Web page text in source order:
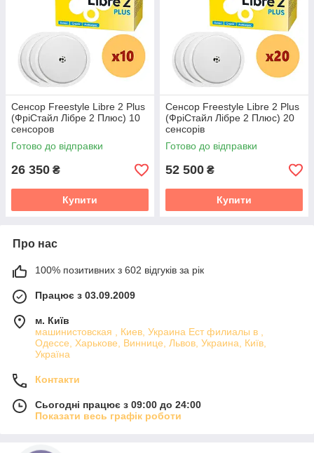
Сенсор Freestyle Libre 2 Plus
(ФріСтайл Лібре 2 Плюс) 10
сенсоров
Готово до відправки
26 350 ₴
Купити
Сенсор Freestyle Libre 2 Plus
(ФріСтайл Лібре 2 Плюс) 20
сенсорів
Готово до відправки
52 500 ₴
Купити
Про нас
100% позитивних з 602 відгуків за рік
Працює з 03.09.2009
м. Київ
машинистовская , Киев, Украина Ест филиалы в ,
Одессе, Харькове, Виннице, Львов, Украина, Київ,
Україна
Контакти
Сьогодні працює з 09:00 до 24:00
Показати весь графік роботи